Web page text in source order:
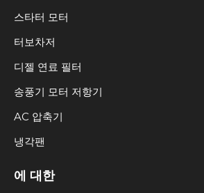
스타터 모터
터보차저
디젤 연료 필터
송풍기 모터 저항기
AC 압축기
냉각팬
에 대한